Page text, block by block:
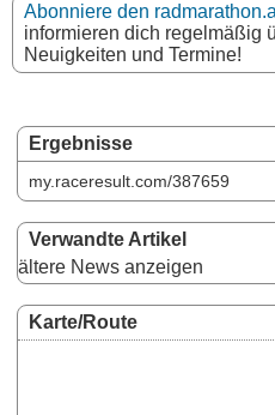
Ergebnisse
my.raceresult.com/387659
Verwandte Artikel
ältere News anzeigen
Karte/Route
Abonniere den
informieren dich regelmäßig
Neuigkeiten und Termine!